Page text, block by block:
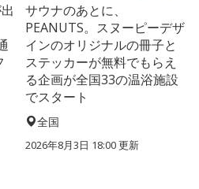
サウナのあとに、
PEANUTS。スヌーピーデザ
インのオリジナルの冊子と
ステッカーが無料でもらえ
る企画が全国33の温浴施設
でスタート
全国
2026年8月3日 18:00更新